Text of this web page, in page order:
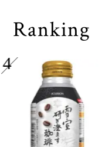
Ranking